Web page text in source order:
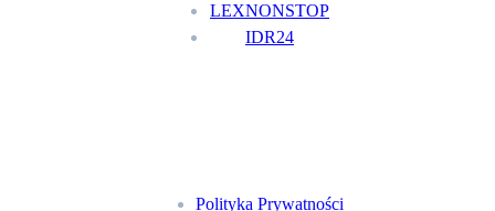
LEXNONSTOP
IDR24
Polityka Prywatności